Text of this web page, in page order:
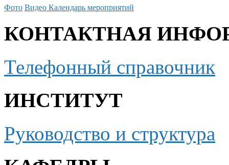
Фото Видео Календарь мероприятий
КОНТАКТНАЯ
Телефонный справочник
ИНСТИТУТ
Руководство и структура